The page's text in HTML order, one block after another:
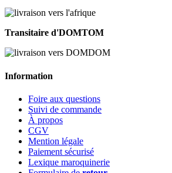
Transitaire d'DOMTOM
Information
Foire aux questions
Suivi de commande
À propos
CGV
Mention légale
Paiement sécurisé
Lexique maroquinerie